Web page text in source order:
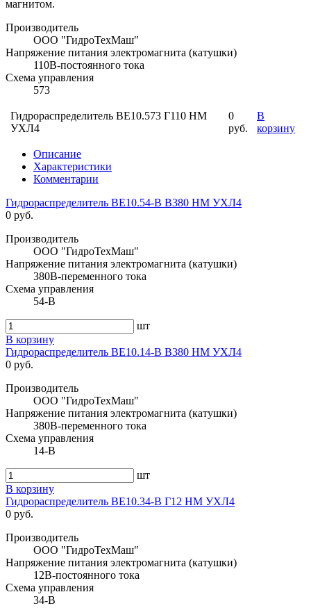
магнитом.
Производитель
ООО "ГидроТехМаш"
Напряжение питания электромагнита (катушки)
110В-постоянного тока
Схема управления
573
Гидрораспределитель ВЕ10.573 Г110 НМ
УХЛ4
0
руб.
В
корзину
Описание
Характеристики
Комментарии
Гидрораспределитель ВЕ10.54-В В380 НМ УХЛ4
0 руб.
Производитель
ООО "ГидроТехМаш"
Напряжение питания электромагнита (катушки)
380В-переменного тока
Схема управления
54-В
шт
В корзину
Гидрораспределитель ВЕ10.14-В В380 НМ УХЛ4
0 руб.
Производитель
ООО "ГидроТехМаш"
Напряжение питания электромагнита (катушки)
380В-переменного тока
Схема управления
14-В
шт
В корзину
Гидрораспределитель ВЕ10.34-В Г12 НМ УХЛ4
0 руб.
Производитель
ООО "ГидроТехМаш"
Напряжение питания электромагнита (катушки)
12В-постоянного тока
Схема управления
34-В